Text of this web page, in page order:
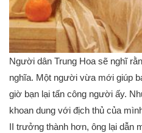
Người dân Trung Hoa sẽ nghĩ
nghĩa. Một người vừa mới giúp
giờ bạn lại tấn công người ấy.
khoan dung với địch thủ của
II trưởng thành hơn, ông lại dẫn